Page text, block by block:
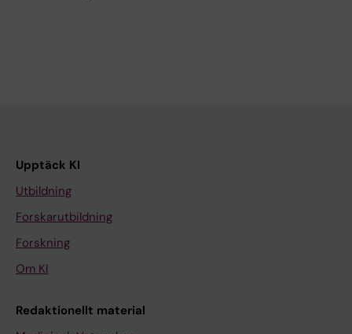
Upptäck KI
Utbildning
Forskarutbildning
Forskning
Om KI
Redaktionellt material